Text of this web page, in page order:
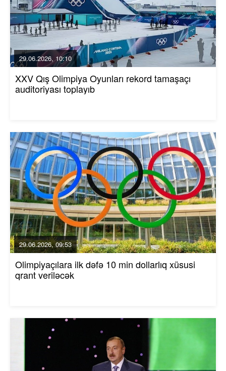
29.06.2026, 10:10
XXV Qış Olimpiya Oyunları rekord tamaşaçı
auditoriyası toplayıb
29.06.2026, 09:53
Olimpiyaçılara ilk dəfə 10 min dollarlıq xüsusi
qrant veriləcək